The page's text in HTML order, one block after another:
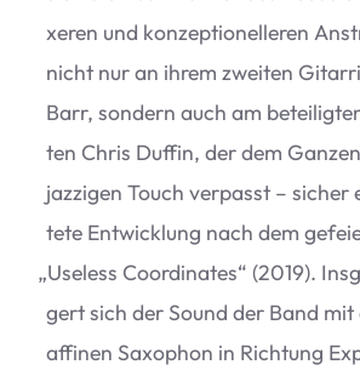
xe­ren und kon­zep­tio­nel­le­ren
nicht nur an ihrem zwei­ten
Barr, son­dern auch am
ten Chris Duf­fin, der dem
jaz­zi­gen Touch ver­passt –
tete Ent­wick­lung nach dem
„Use­l­ess Coor­di­na­tes“ (2019).
gert sich der Sound der Band mit
affi­nen Saxo­phon in Rich­tung